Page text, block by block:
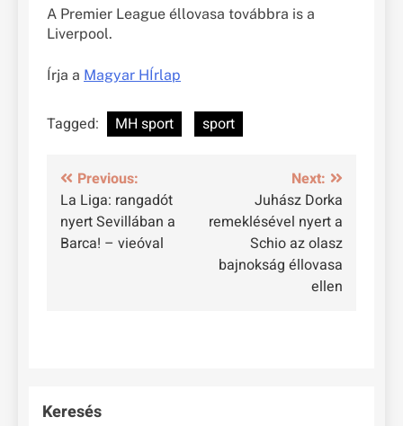
A Premier League éllovasa továbbra is a
Liverpool.
Írja a Magyar HÍrlap
Tagged: MH sport sport
Bejegyzés
navigáció
Previous:
La Liga: rangadót
nyert Sevillában a
Barca! – vieóval
Next:
Juhász Dorka
remeklésével nyert a
Schio az olasz
bajnokság éllovasa
ellen
Keresés